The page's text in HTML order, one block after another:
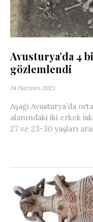
Avusturya’da 4
gözlemlendi
24 Haziran 2023
Aşağı Avusturya’da
alanındaki iki erkek
27 ve 23-30 yaşları